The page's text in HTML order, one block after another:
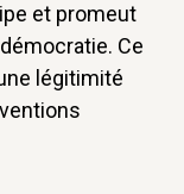
et promeut
Ce
légitimité